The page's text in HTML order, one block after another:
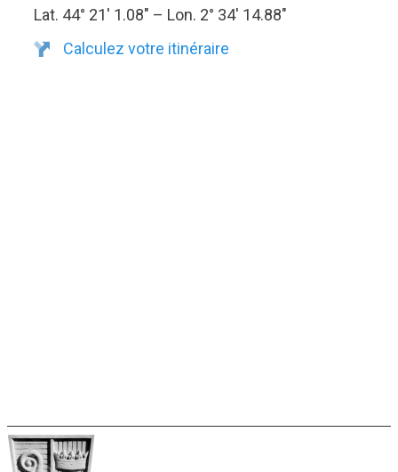
Lat. 44° 21′ 1.08″ – Lon. 2° 34′ 14.88″
Calculez votre itinéraire